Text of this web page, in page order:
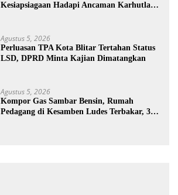
Kesiapsiagaan Hadapi Ancaman Karhutla di
Agustus 5, 2026
Perluasan TPA Kota Blitar Tertahan Status
LSD, DPRD Minta Kajian Dimatangkan
Agustus 5, 2026
Kompor Gas Sambar Bensin, Rumah
Pedagang di Kesamben Ludes Terbakar, 3